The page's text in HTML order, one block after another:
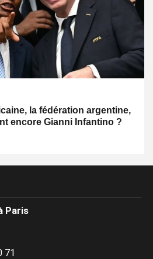
la fédération argentine,
encore Gianni Infantino ?
Paris
71